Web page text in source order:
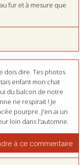
fur et à mesure que
dois dire. Tes photos
enfant mon chat
du balcon de notre
ne respirait ! Je
pourpre. J'en ai un
loin dans l'automne.
à ce commentaire